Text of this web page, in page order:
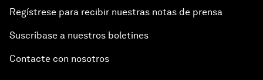
Regístrese para recibir nuestras notas de prensa
Suscríbase a nuestros boletines
Contacte con nosotros